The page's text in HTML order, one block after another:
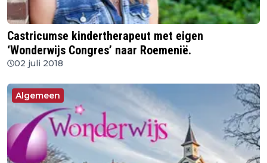
Castricumse kindertherapeut met eigen
‘Wonderwijs Congres’ naar Roemenië.
02 juli 2018
Algemeen